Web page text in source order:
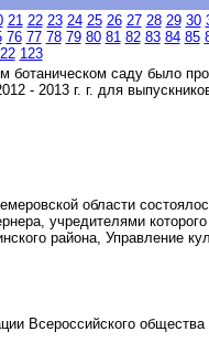
21 22 23 24 25 26 27 28 29 30
76 77 78 79 80 81 82 83 84 85
123
ботаническом саду было
- 2013 г. г. для
области
учредителями
района, Управление
Всероссийского